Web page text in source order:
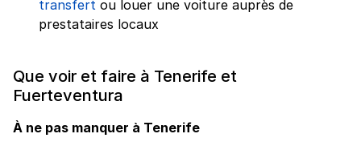
transfert ou louer une voiture auprès de
prestataires locaux
Que voir et faire à Tenerife et
Fuerteventura
À ne pas manquer à Tenerife